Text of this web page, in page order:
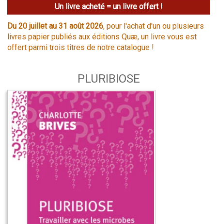
Un livre acheté = un livre offert !
Du 20 juillet au 31 août 2026, pour l'achat d'un ou plusieurs
livres papier publiés aux éditions Quæ, un livre vous est
offert parmi trois titres de notre catalogue !
PLURIBIOSE